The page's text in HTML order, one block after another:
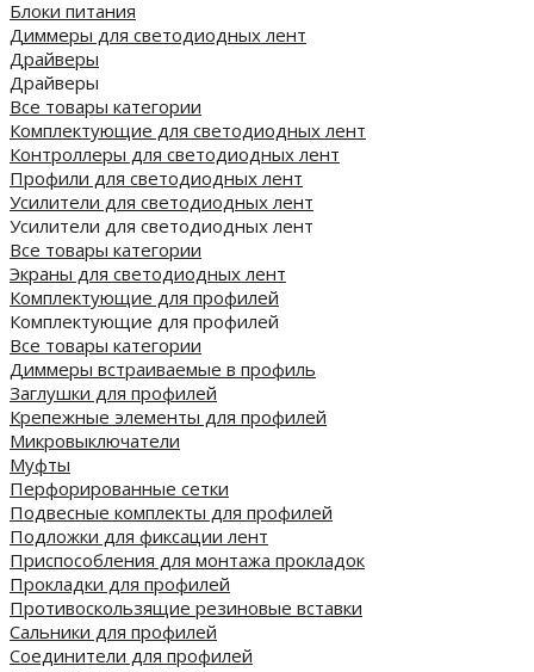
Блоки питания
Диммеры для светодиодных лент
Драйверы
Драйверы
Все товары категории
Комплектующие для светодиодных лент
Контроллеры для светодиодных лент
Профили для светодиодных лент
Усилители для светодиодных лент
Усилители для светодиодных лент
Все товары категории
Экраны для светодиодных лент
Комплектующие для профилей
Комплектующие для профилей
Все товары категории
Диммеры встраиваемые в профиль
Заглушки для профилей
Крепежные элементы для профилей
Микровыключатели
Муфты
Перфорированные сетки
Подвесные комплекты для профилей
Подложки для фиксации лент
Приспособления для монтажа прокладок
Прокладки для профилей
Противоскользящие резиновые вставки
Сальники для профилей
Соединители для профилей